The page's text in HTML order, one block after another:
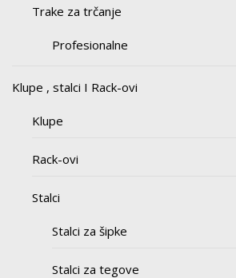
Trake za trčanje
Profesionalne
Klupe , stalci I Rack-ovi
Klupe
Rack-ovi
Stalci
Stalci za šipke
Stalci za tegove